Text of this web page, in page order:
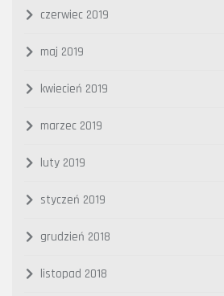
czerwiec 2019
maj 2019
kwiecień 2019
marzec 2019
luty 2019
styczeń 2019
grudzień 2018
listopad 2018